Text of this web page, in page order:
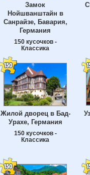
Замок
Нойшванштайн в
Санрайзе, Бавария,
Германия
150 кусочков -
Классика
Жилой дворец в Бад-
Урахе, Германия
150 кусочков -
Классика